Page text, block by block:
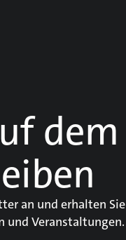
dem
an und erhalten Sie
und Veranstaltungen.